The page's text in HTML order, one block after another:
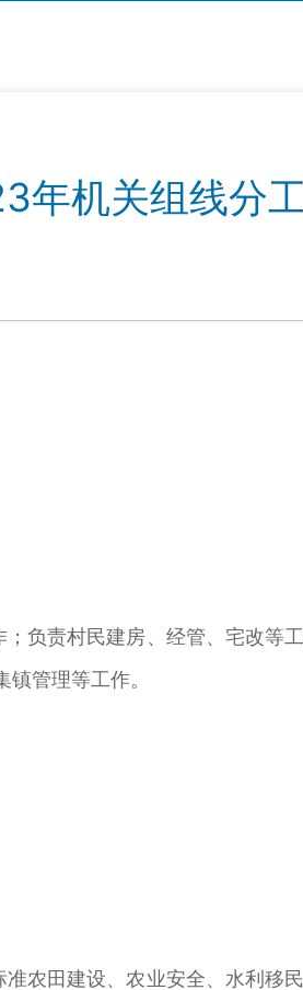
年机关组线分
责村民建房、经管、宅改等
管理等工作。
田建设、农业安全、水利移民